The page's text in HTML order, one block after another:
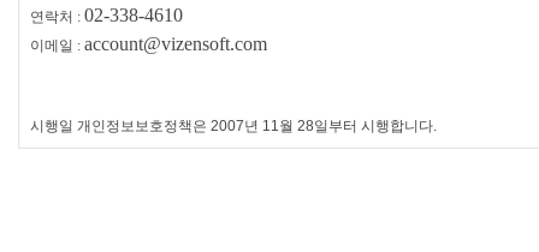
연락처 : 02-338-4610
이메일 : account@vizensoft.com
시행일 개인정보보호정책은 2007년 11월 28일부터 시행합니다.​​